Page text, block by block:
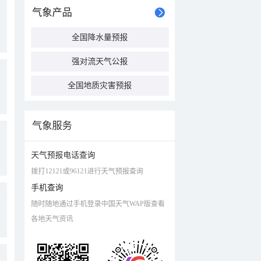
气象产品
全国降水量预报
强对流天气公报
全国地质灾害预报
气象服务
天气预报电话查询
拨打12121或96121进行天气预报查询
手机查询
随时随地通过手机登录中国天气WAP版查看
各地天气资讯